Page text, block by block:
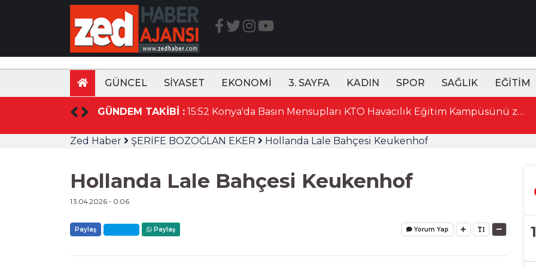
GÜNCEL SİYASET EKONOMİ 3. SAYFA KADIN SPOR SAĞLIK EĞİTİM
GÜNDEM TAKİBİ : 15:52 Konya'da Basın Mensupları KTO Havacılık Eğitim Kampüsünü ziyaret etti
Zed Haber ŞERİFE BOZOĞLAN EKER Hollanda Lale Bahçesi Keukenhof
Hollanda Lale Bahçesi Keukenhof
13.04.2026 - 0:06
Paylaş Paylaş Yorum Yap 1